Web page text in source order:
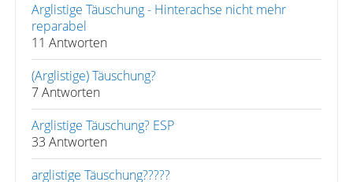
Arglistige Täuschung - Hinterachse nicht mehr
reparabel
11 Antworten
(Arglistige) Täuschung?
7 Antworten
Arglistige Täuschung? ESP
33 Antworten
arglistige Täuschung?????